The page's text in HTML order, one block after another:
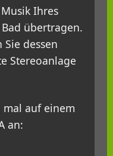
Ihres
übertragen.
dessen
Stereoanlage
mal auf einem
an: